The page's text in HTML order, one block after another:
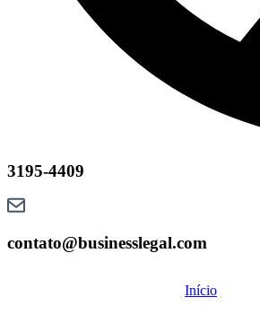
3195-4409
contato@businesslegal.com
Início